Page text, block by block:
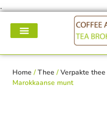
.
Home /Thee /Verpakte thee
Marokkaanse munt